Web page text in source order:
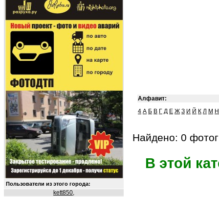
Пользователи из этого города:
kett850,
Алфавит:
4 А Б В Г Д Е Ж З И Й К Л М Н
Найдено: 0
В этой